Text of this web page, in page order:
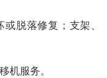
脱落修复；支架、
机服务。